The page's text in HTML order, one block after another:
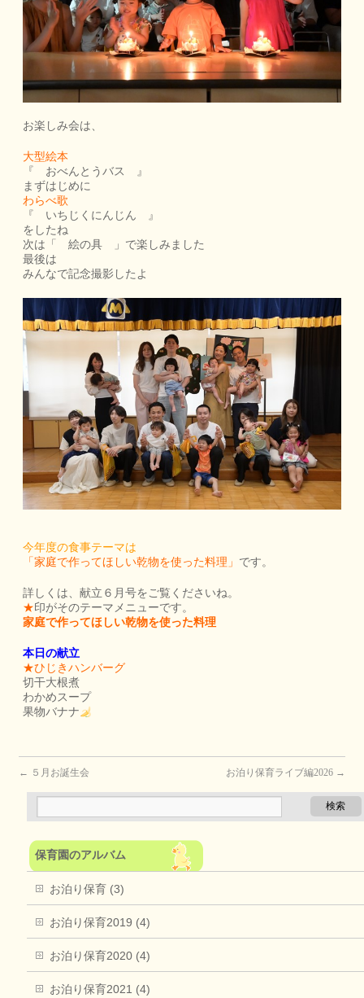
お楽しみ会は、
大型絵本
『 おべんとうバス 』
まずはじめに
わらべ歌
『 いちじくにんじん 』
をしたね
次は「 絵の具 」で楽しみました
最後は
みんなで記念撮影したよ
今年度の食事テーマは
「家庭で作ってほしい乾物を使った料理」 です。
詳しくは、献立６月号をご覧くださいね。
★印がそのテーマメニューです。
家庭で作ってほしい乾物を使った料理
本日の献立
★ひじきハンバーグ
切干大根煮
わかめスープ
果物バナナ
← ５月お誕生会 お泊り保育ライブ編2026 →
保育園のアルバム
お泊り保育 (3)
お泊り保育2019 (4)
お泊り保育2020 (4)
お泊り保育2021 (4)